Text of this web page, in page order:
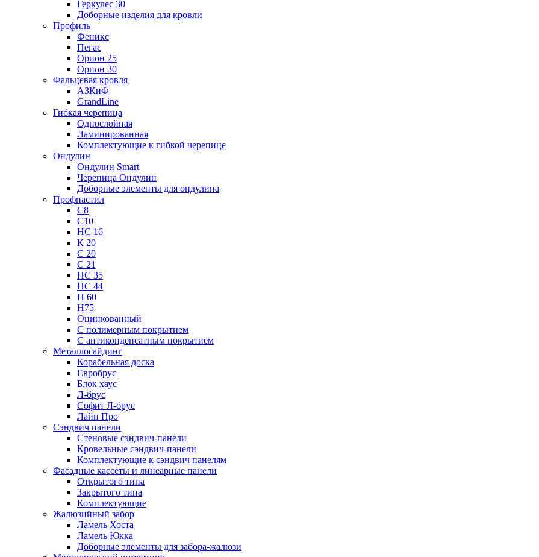
Геркулес 30
Доборные изделия для кровли
Профиль
Феникс
Пегас
Орион 25
Орион 30
Фальцевая кровля
АЗКиФ
GrandLine
Гибкая черепица
Однослойная
Ламинированная
Комплектующие к гибкой черепице
Ондулин
Ондулин Smart
Черепица Ондулин
Доборные элементы для ондулина
Профнастил
С8
С10
НС 16
К 20
С 20
С 21
НС 35
НС 44
Н 60
Н75
Оцинкованный
С полимерным покрытием
С антиконденсатным покрытием
Металлосайдинг
Корабельная доска
Евробрус
Блок хаус
Л-брус
Софит Л-брус
Лайн Про
Сэндвич панели
Стеновые сэндвич-панели
Кровельные сэндвич-панели
Комплектующие к сэндвич панелям
Фасадные кассеты и линеарные панели
Открытого типа
Закрытого типа
Комплектующие
Жалюзийный забор
Ламель Хоста
Ламель Юкка
Доборные элементы для забора-жалюзи